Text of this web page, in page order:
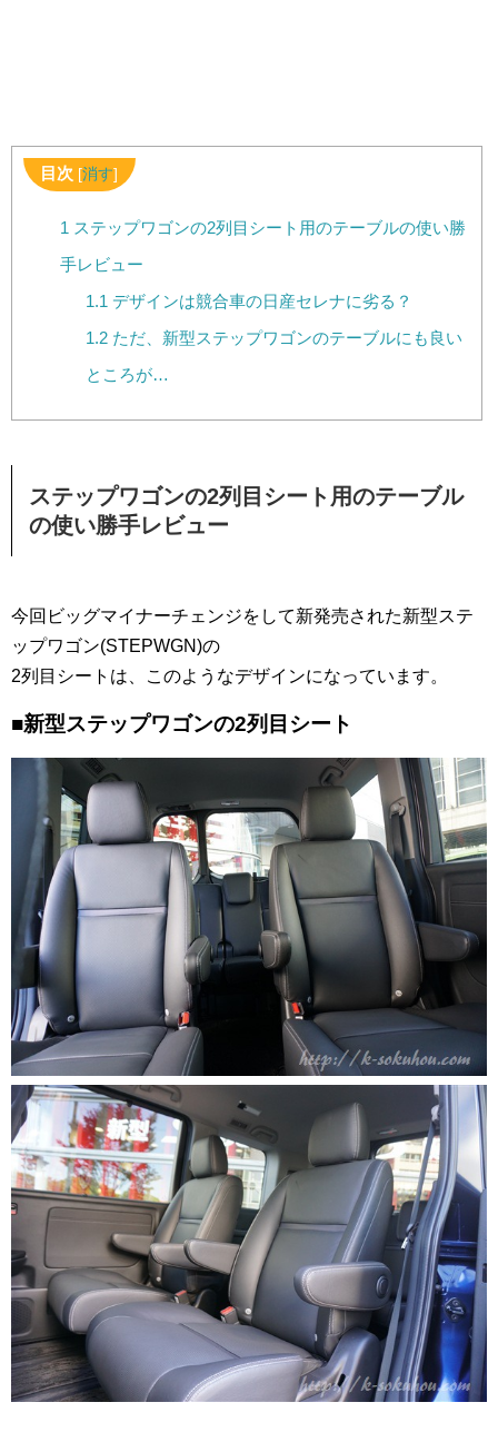
目次 [消す]
1 ステップワゴンの2列目シート用のテーブルの使い勝
手レビュー
1.1 デザインは競合車の日産セレナに劣る？
1.2 ただ、新型ステップワゴンのテーブルにも良い
ところが…
ステップワゴンの2列目シート用のテーブル
の使い勝手レビュー
今回ビッグマイナーチェンジをして新発売された新型ステ
ップワゴン(STEPWGN)の
2列目シートは、このようなデザインになっています。
■新型ステップワゴンの2列目シート